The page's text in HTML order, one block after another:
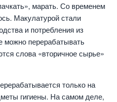
марать. Со временем
Макулатурой стали
и потребления из
можно перерабатывать
слова «вторичное сырье»
только на
гигиены. На самом деле,